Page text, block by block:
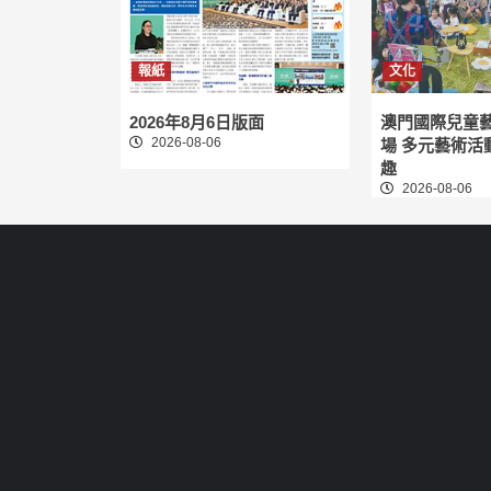
報紙
2026年8月6日版面
2026-08-06
文化
澳門國際兒童
場 多元藝術活
趣
2026-08-06